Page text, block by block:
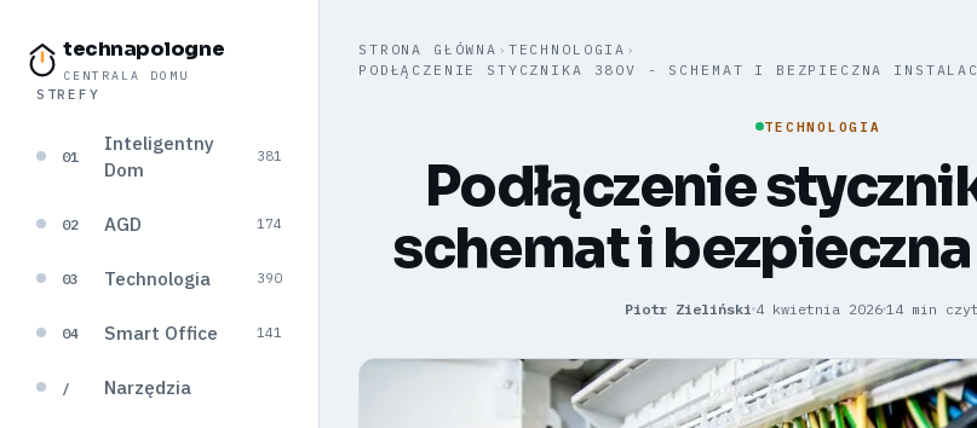
technapologne
CENTRALA DOMU
STREFY
01
Inteligentny
Dom
381
02 AGD 174
03 Technologia 390
04 Smart Office 141
/ Narzędzia
STRONA GŁÓWNA › TECHNOLOGIA ›
PODŁĄCZENIE STYCZNIKA 380V - SCHEMAT I BEZPIECZNA
TECHNOLOGIA
Podłączenie
schemat i
Piotr Zieliński 4 kwietnia 2026 14 min